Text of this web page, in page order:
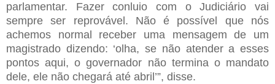
parlamentar. Fazer conluio com o Judiciário vai
sempre ser reprovável. Não é possível que nós
achemos normal receber uma mensagem de um
magistrado dizendo: ‘olha, se não atender a esses
pontos aqui, o governador não termina o mandato
dele, ele não chegará até abril’”, disse.